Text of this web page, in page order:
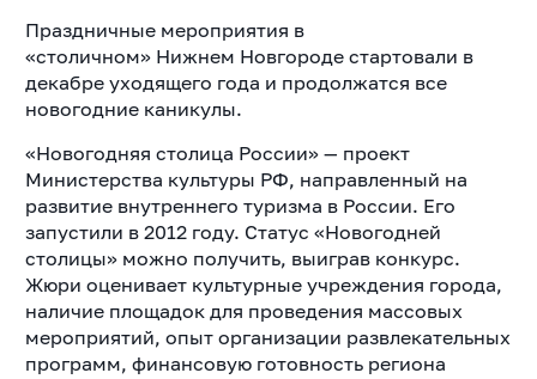
Праздничные мероприятия в
«столичном» Нижнем Новгороде стартовали в
декабре уходящего года и продолжатся все
новогодние каникулы.
«Новогодняя столица России» — проект
Министерства культуры РФ, направленный на
развитие внутреннего туризма в России. Его
запустили в 2012 году. Статус «Новогодней
столицы» можно получить, выиграв конкурс.
Жюри оценивает культурные учреждения города,
наличие площадок для проведения массовых
мероприятий, опыт организации развлекательных
программ, финансовую готовность региона